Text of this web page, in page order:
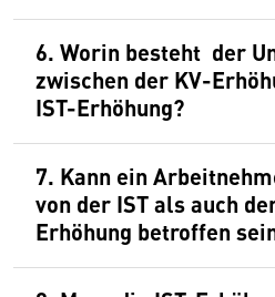
6. Worin besteht der
zwischen der KV-
IST-Erhöhung?
7. Kann ein
von der IST als auch
Erhöhung betroffen